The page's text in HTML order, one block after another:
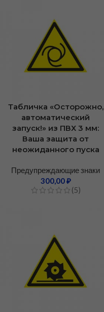
Табличка «Осторожно,
автоматический
запуск!» из ПВХ 3 мм:
Ваша защита от
неожиданного пуска
Предупреждающие знаки
300,00₽
(5)